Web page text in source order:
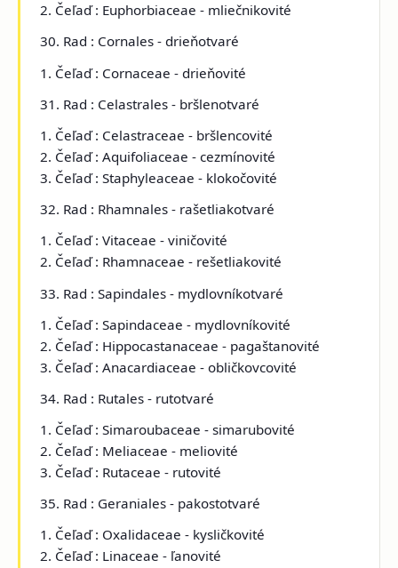
2. Čeľaď : Euphorbiaceae - mliečnikovité
30. Rad : Cornales - drieňotvaré
1. Čeľaď : Cornaceae - drieňovité
31. Rad : Celastrales - bršlenotvaré
1. Čeľaď : Celastraceae - bršlencovité
2. Čeľaď : Aquifoliaceae - cezmínovité
3. Čeľaď : Staphyleaceae - klokočovité
32. Rad : Rhamnales - rašetliakotvaré
1. Čeľaď : Vitaceae - viničovité
2. Čeľaď : Rhamnaceae - rešetliakovité
33. Rad : Sapindales - mydlovníkotvaré
1. Čeľaď : Sapindaceae - mydlovníkovité
2. Čeľaď : Hippocastanaceae - pagaštanovité
3. Čeľaď : Anacardiaceae - obličkovcovité
34. Rad : Rutales - rutotvaré
1. Čeľaď : Simaroubaceae - simarubovité
2. Čeľaď : Meliaceae - meliovité
3. Čeľaď : Rutaceae - rutovité
35. Rad : Geraniales - pakostotvaré
1. Čeľaď : Oxalidaceae - kysličkovité
2. Čeľaď : Linaceae - ľanovité